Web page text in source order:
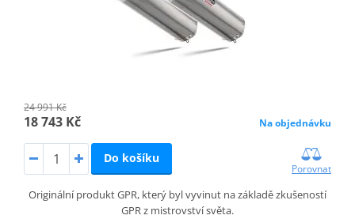
24 991 Kč
18 743 Kč Na objednávku
Do košíku
Porovnat
Originální produkt GPR, který byl vyvinut na základě zkušeností
GPR z mistrovství světa.